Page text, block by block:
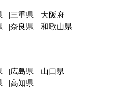
三重県
大阪府
奈良県 和歌山県
広島県
山口県
高知県